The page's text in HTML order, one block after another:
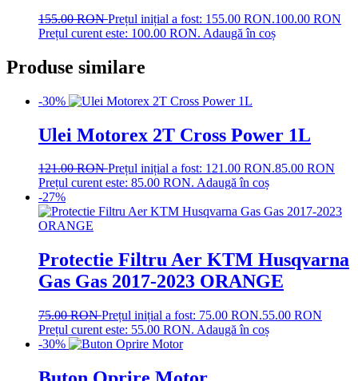
155.00RONPrețul inițial a fost: 155.00 RON.100.00 RON
Prețul curent este: 100.00 RON. Adaugă în coș
Produse similare
-30%
Ulei Motorex 2T Cross Power 1L
121.00RONPrețul inițial a fost: 121.00 RON.85.00 RON
Prețul curent este: 85.00 RON. Adaugă în coș
-27%
Protectie Filtru Aer KTM Husqvarna
Gas Gas 2017-2023 ORANGE
75.00RONPrețul inițial a fost: 75.00 RON.55.00 RON
Prețul curent este: 55.00 RON. Adaugă în coș
-30%